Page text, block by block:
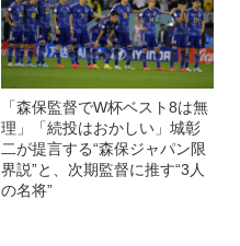
「森保監督でW杯ベスト8は無
理」「続投はおかしい」城彰
二が提言する“森保ジャパン限
界説”と、次期監督に推す“3人
の名将”